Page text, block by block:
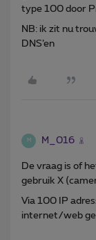
type 100 door
NB: ik zit nu
DNS’en
M M_016
De vraag is of
gebruik X
Via 100 IP
internet/web